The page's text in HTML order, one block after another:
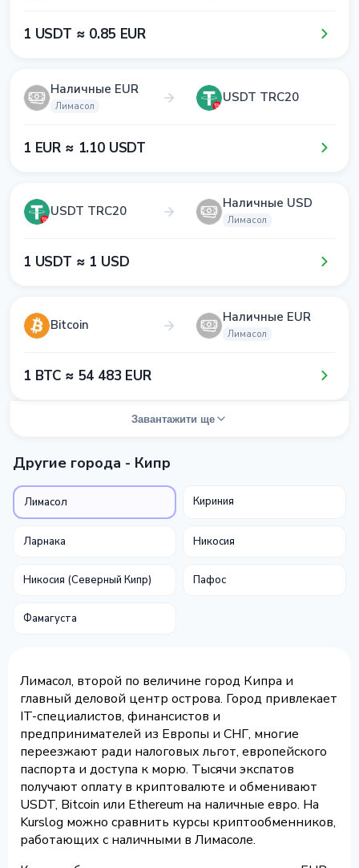
1​ USDT ≈ 0​.8​5​ EUR
Наличные EUR
Лимасол
USDT TRC20
1​ EUR ≈ 1​.1​0​ USDT
USDT TRC20 Наличные USD
Лимасол
1​ USDT ≈ 1​ USD
Bitcoin Наличные EUR
Лимасол
1​ BTC ≈ 5​4​ 4​8​3​ EUR
Завантажити ще
Другие города - Кипр
Лимасол Кириния
Ларнака Никосия
Никосия (Северный Кипр) Пафос
Фамагуста
Лимасол, второй по величине город Кипра и
главный деловой центр острова. Город привлекает
IT-специалистов, финансистов и
предпринимателей из Европы и СНГ, многие
переезжают ради налоговых льгот, европейского
паспорта и доступа к морю. Тысячи экспатов
получают оплату в криптовалюте и обменивают
USDT, Bitcoin или Ethereum на наличные евро. На
Kurslog можно сравнить курсы криптообменников,
работающих с наличными в Лимасоле.